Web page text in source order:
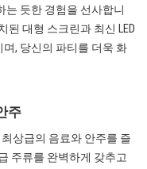
듯한 경험을 선사합니
된 대형 스크린과 최신 LED
, 당신의 파티를 더욱 화
주
상급의 음료와 안주를 즐
주류를 완벽하게 갖추고